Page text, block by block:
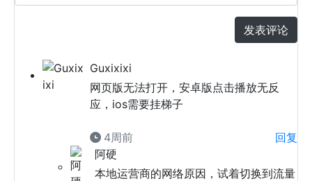
发表评论
Guxixixi
网页版无法打开，安卓版点击播放无反
应，ios需要挂梯子
4周前
回复
阿硬
本地运营商的网络原因，试着切换到流量